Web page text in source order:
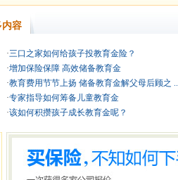
内容
·三口之家如何给孩子投教育金险？
·增加保险保障 高效储备教育金
·教育费用节节上扬 储备教育金解父母后顾之 ..
·专家指导如何筹备儿童教育金
·该如何积攒孩子成长教育金呢？